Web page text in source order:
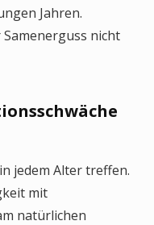
Jahren.
nicht
jedem Alter treffen.
mit
natürlichen